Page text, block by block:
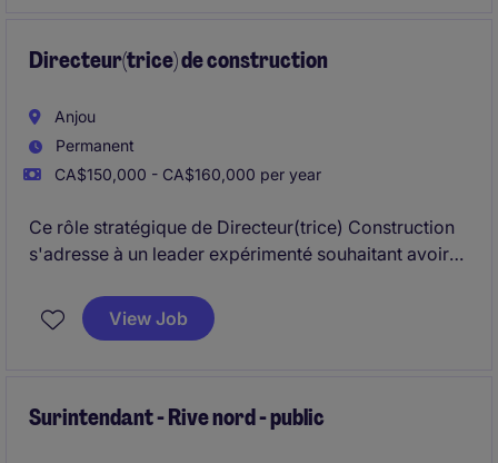
Directeur(trice) de construction
Anjou
Permanent
CA$150,000 - CA$160,000 per year
Ce rôle stratégique de Directeur(trice) Construction
s'adresse à un leader expérimenté souhaitant avoir
la réussite de projets majeurs.
View Job
Surintendant - Rive nord - public